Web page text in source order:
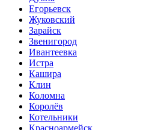
Егорьевск
Жуковский
Зарайск
Звенигород
Ивантеевка
Истра
Кашира
Клин
Коломна
Королёв
Котельники
Красноармейск